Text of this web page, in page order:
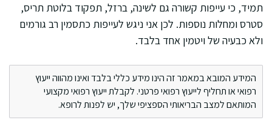
תמיד, כי עייפות קשורה גם לשינה, ברזל, תפקוד בלוטת תריס,
סטרס ומחלות נוספות. לכן אני ניגש לעייפות כתסמין רב גורמים
ולא כבעיה של ויטמין אחד בלבד.
המידע המובא במאמר זה הינו מידע כללי בלבד ואינו מהווה ייעוץ
רפואי או תחליף לייעוץ רפואי פרטני. לקבלת ייעוץ רפואי מקצועי
המותאם למצב הבריאותי הספציפי שלך, יש לפנות לרופא.